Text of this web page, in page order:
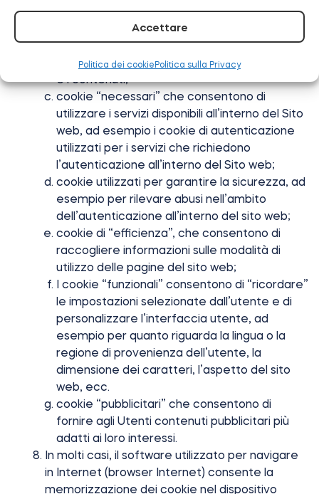
Accettare
Politica dei cookie Politica sulla Privacy
esigenze individuali;
creazione di statistiche che aiutano a capire
come gli utenti del Sito web utilizzano i siti
web, consentendo di migliorarne la struttura
cookie “necessari” che consentono di
utilizzare i servizi disponibili all’interno del Sito
web, ad esempio i cookie di autenticazione
utilizzati per i servizi che richiedono
l’autenticazione all’interno del Sito web;
cookie utilizzati per garantire la sicurezza, ad
esempio per rilevare abusi nell’ambito
dell’autenticazione all’interno del sito web;
cookie di “efficienza”, che consentono di
raccogliere informazioni sulle modalità di
utilizzo delle pagine del sito web;
I cookie “funzionali” consentono di “ricordare”
le impostazioni selezionate dall’utente e di
personalizzare l’interfaccia utente, ad
esempio per quanto riguarda la lingua o la
regione di provenienza dell’utente, la
dimensione dei caratteri, l’aspetto del sito
web, ecc.
cookie “pubblicitari” che consentono di
fornire agli Utenti contenuti pubblicitari più
adatti ai loro interessi.
In molti casi, il software utilizzato per navigare
in Internet (browser Internet) consente la
memorizzazione dei cookie nel dispositivo